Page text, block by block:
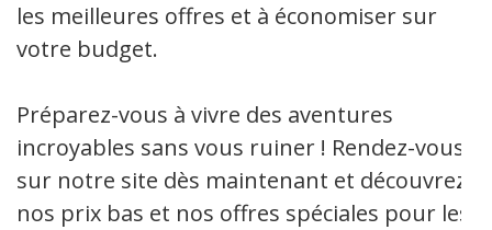
les meilleures offres et à économiser sur
votre budget.
Préparez-vous à vivre des aventures
incroyables sans vous ruiner ! Rendez-vous
sur notre site dès maintenant et découvrez
nos prix bas et nos offres spéciales pour les